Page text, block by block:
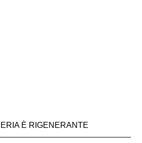
È RIGENERANTE